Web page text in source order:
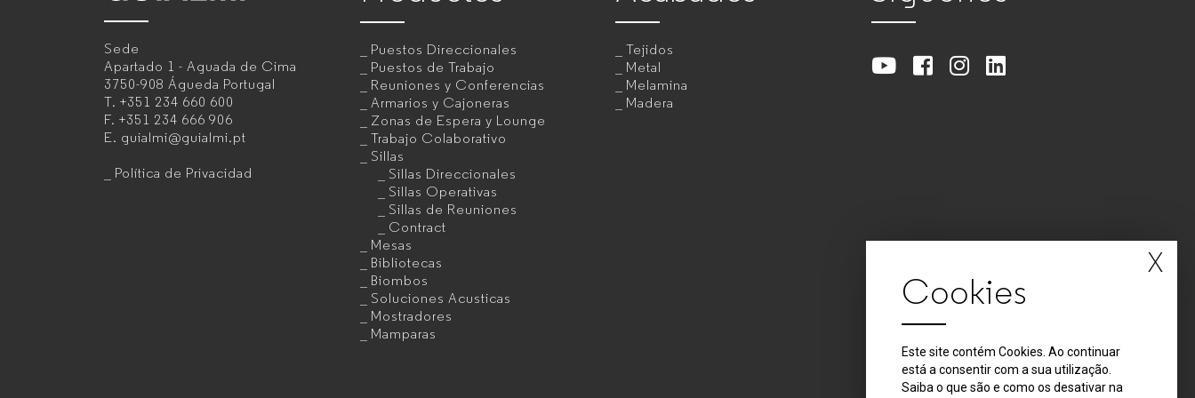
Sede
Apartado 1 - Aguada de Cima
3750-908 Águeda Portugal
T. +351 234 660 600
F. +351 234 666 906
E. guialmi@guialmi.pt
Política de Privacidad
Puestos Direccionales
Puestos de Trabajo
Reuniones y Conferencias
Armarios y Cajoneras
Zonas de Espera y Lounge
Trabajo Colaborativo
Sillas
Sillas Direccionales
Sillas Operativas
Sillas de Reuniones
Contract
Mesas
Bibliotecas
Biombos
Soluciones Acusticas
Mostradores
Mamparas
Tejidos
Metal
Melamina
Madera
X
Cookies
Este site contém Cookies. Ao continuar
está a consentir com a sua utilização.
Saiba o que são e como os desativar na